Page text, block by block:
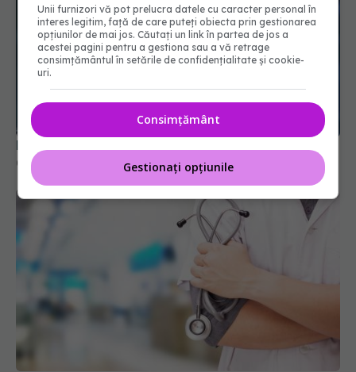
Bonnie Tyler a murit
09 iul 2026, 13:50
Unii furnizori vă pot prelucra datele cu caracter personal în
interes legitim, față de care puteți obiecta prin gestionarea
opțiunilor de mai jos. Căutați un link în partea de jos a
acestei pagini pentru a gestiona sau a vă retrage
consimțământul în setările de confidențialitate și cookie-
uri.
Consimțământ
Gestionați opțiunile